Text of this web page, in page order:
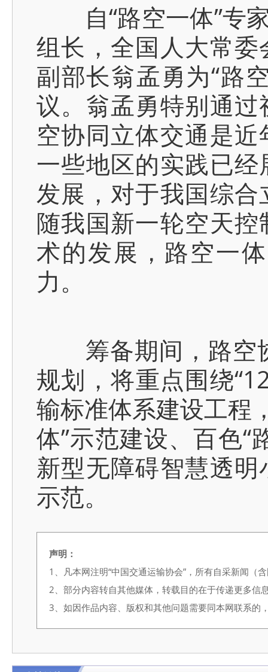
自“路空一体”专家
组长，全国人大常
副部长翁孟勇为“路
议。翁孟勇特别通
空协同立体交通是
一些地区的实践已
发展，对于我国综
随我国新一轮空天
术的发展，路空一
力。
筹备期间，路空
规划，将重点围绕
输标准体系建设工程
体”示范建设、百色
新型无障碍智慧透
示范。
声明：
1、凡本网注明“中国交通运输协会”，所有自采新闻（
2、部分内容转自其他媒体，转载目的在于传递更多信
3、如因作品内容、版权和其他问题需要同本网联系